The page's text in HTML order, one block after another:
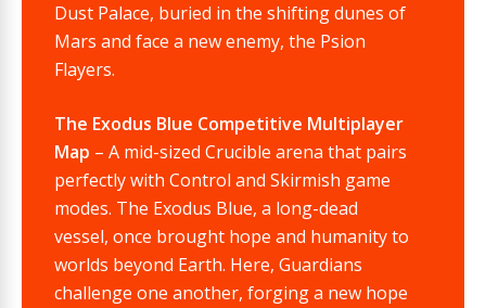
Dust Palace, buried in the shifting dunes of
Mars and face a new enemy, the Psion
Flayers.
The Exodus Blue Competitive Multiplayer
Map – A mid-sized Crucible arena that pairs
perfectly with Control and Skirmish game
modes. The Exodus Blue, a long-dead
vessel, once brought hope and humanity to
worlds beyond Earth. Here, Guardians
challenge one another, forging a new hope